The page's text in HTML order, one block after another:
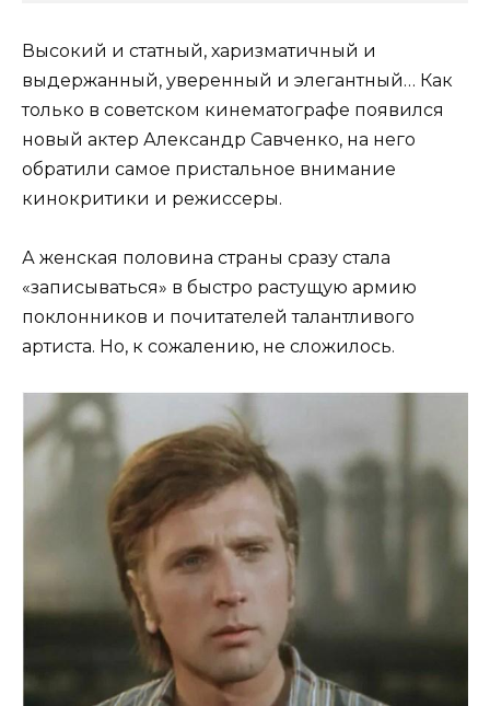
Высокий и статный, харизматичный и
выдержанный, уверенный и элегантный… Как
только в советском кинематографе появился
новый актер Александр Савченко, на него
обратили самое пристальное внимание
кинокритики и режиссеры.
А женская половина страны сразу стала
«записываться» в быстро растущую армию
поклонников и почитателей талантливого
артиста. Но, к сожалению, не сложилось.